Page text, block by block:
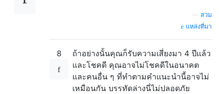
สวม
แหล่งที่มา
8
ถ้าอย่างนั้นคุณก็รับความเสี่ยงมา 4 ปีแล้ว
และโชคดี คุณอาจไม่โชคดีในอนาคต
และคนอื่น ๆ ที่ทำตามคำแนะนำนี้อาจไม่
เหมือนกัน บรรทัดล่างนี่ไม่ปลอดภัย